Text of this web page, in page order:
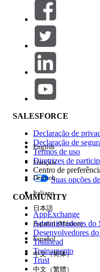
Filtros (0)
SELECIONAR FILTROS
Área de produtos
Impacto do recurso
Edição
Experiência
SALESFORCE
Declaração de
Declaração de
Termos de uso
Diretrizes de
Centro de
Suas opções
COMMUNITY
AppExchange
Administradores do
Desenvolvedores
Trailhead
Treinamento
Trust
English
Français
Deutsch
Italiano
日本語
Español (México)
Español
中文（简体）
中文（繁體）